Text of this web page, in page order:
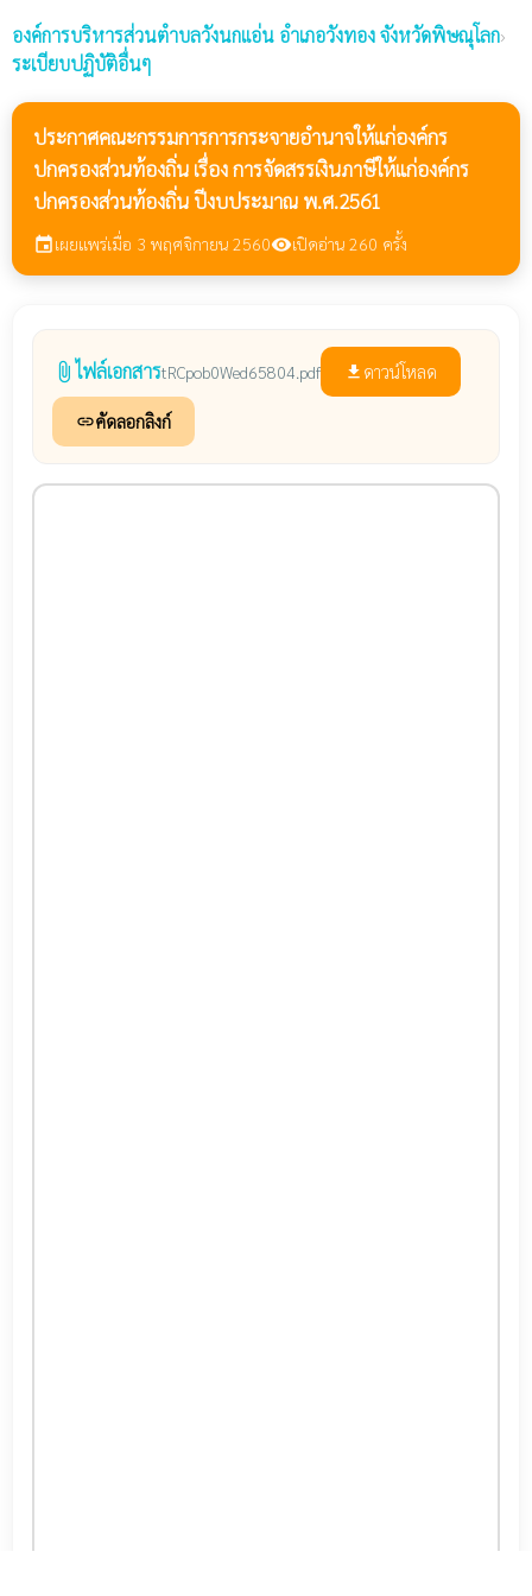
องค์การบริหารส่วนตำบลวังนกแอ่น อำเภอวังทอง จังหวัดพิษณุโลก›
ระเบียบปฏิบัติอื่นๆ
ประกาศคณะกรรมการการกระจายอำนาจให้แก่องค์กร
ปกครองส่วนท้องถิ่น เรื่อง การจัดสรรเงินภาษีให้แก่องค์กร
ปกครองส่วนท้องถิ่น ปีงบประมาณ พ.ศ.2561
eventเผยแพร่เมื่อ 3 พฤศจิกายน 2560visibilityเปิดอ่าน 260 ครั้ง
attach_file ไฟล์เอกสารtRCpob0Wed65804.pdf file_download ดาวน์โหลด
linkคัดลอกลิงก์